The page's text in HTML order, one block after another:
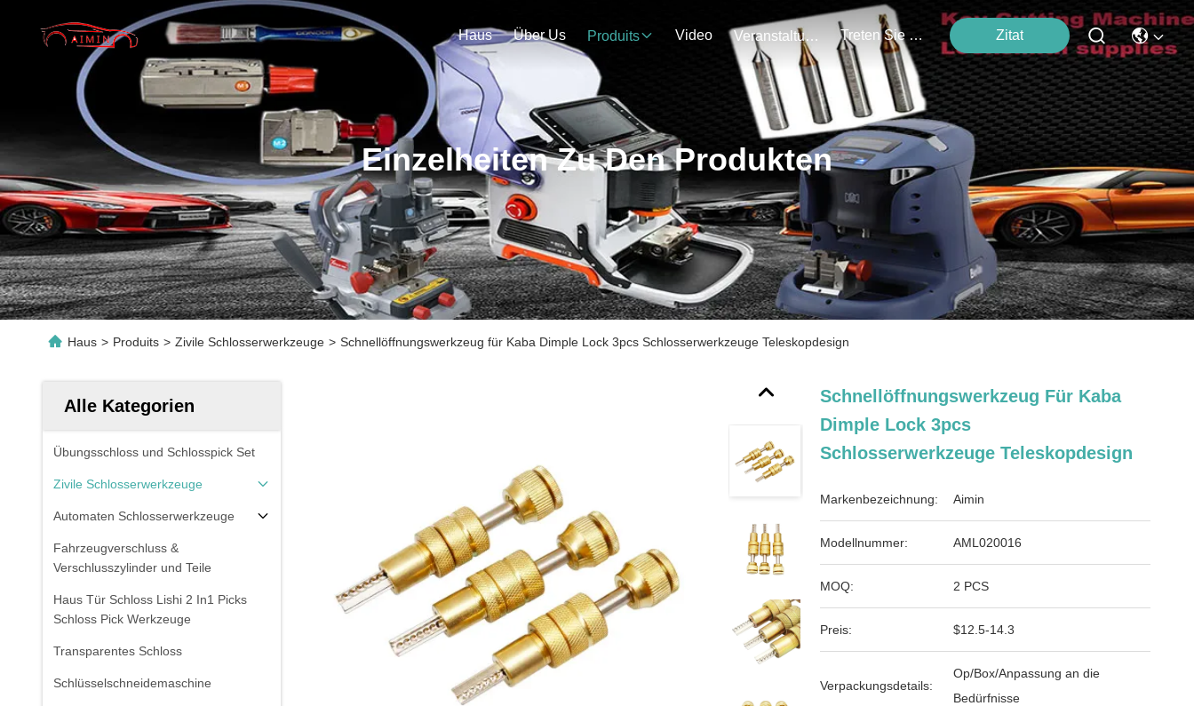
Haus Über Us Produits Video Veranstaltungen Treten Sie Mit Uns In Verbindung Zitat
Einzelheiten Zu Den Produkten
Haus > Produits > Zivile Schlosserwerkzeuge > Schnellöffnungswerkzeug für Kaba Dimple Lock 3pcs Schlosserwerkzeuge Teleskopdesign
Alle Kategorien
Übungsschloss und Schlosspick Set
Zivile Schlosserwerkzeuge
Automaten Schlosserwerkzeuge
Fahrzeugverschluss &
Verschlusszylinder und Teile
Haus Tür Schloss Lishi 2 In1 Picks
Schloss Pick Werkzeuge
Transparentes Schloss
Schlüsselschneidemaschine
Schnellöffnungswerkzeug Für Kaba
Dimple Lock 3pcs
Schlosserwerkzeuge Teleskopdesign
Markenbezeichnung: Aimin
Modellnummer: AML020016
MOQ: 2 PCS
Preis: $12.5-14.3
Verpackungsdetails:
Op/Box/Anpassung an die
Bedürfnisse